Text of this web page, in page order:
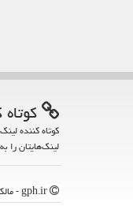
کوتاه کننده
لینک‌هایتان را